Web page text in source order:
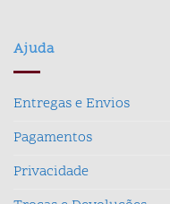
Ajuda
Entregas e Envios
Pagamentos
Privacidade